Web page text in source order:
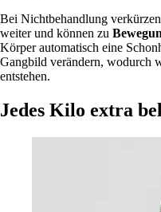
Bei Nichtbehandlung
weiter und können zu
Körper automatisch eine
Gangbild verändern, wodurch
entstehen.
Jedes Kilo extra